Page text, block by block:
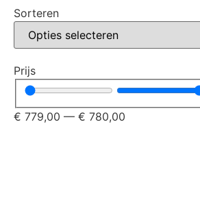
Sorteren
Prijs
€ 779,00 — € 780,00